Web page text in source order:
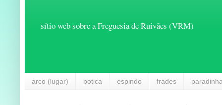
sítio web sobre a Freguesia de Ruivães (VRM)
arco (lugar) botica espindo frades